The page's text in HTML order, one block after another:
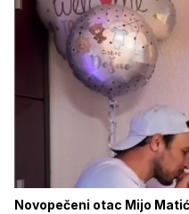
Novopečeni otac Mijo